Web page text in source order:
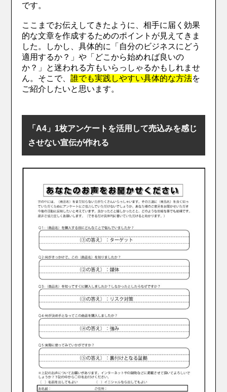
です。
ここまでお伝えしてきたように、相手に届く効果
的な文章を作成するためのポイントが見えてきま
した。しかし、具体的に「自分のビジネスにどう
適用するか？」や「どこから始めれば良いの
か？」と迷われる方もいらっしゃるかもしれませ
ん。そこで、誰でも実践しやすい具体的な方法を
ご紹介したいと思います。
「A4」1枚アンケートを活用して売込みを感じ
させない宣伝が作れる